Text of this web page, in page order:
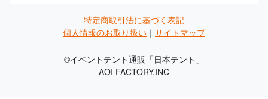
特定商取引法に基づく表記
個人情報のお取り扱い ｜ サイトマップ
©イベントテント通販「日本テント」
AOI FACTORY.INC